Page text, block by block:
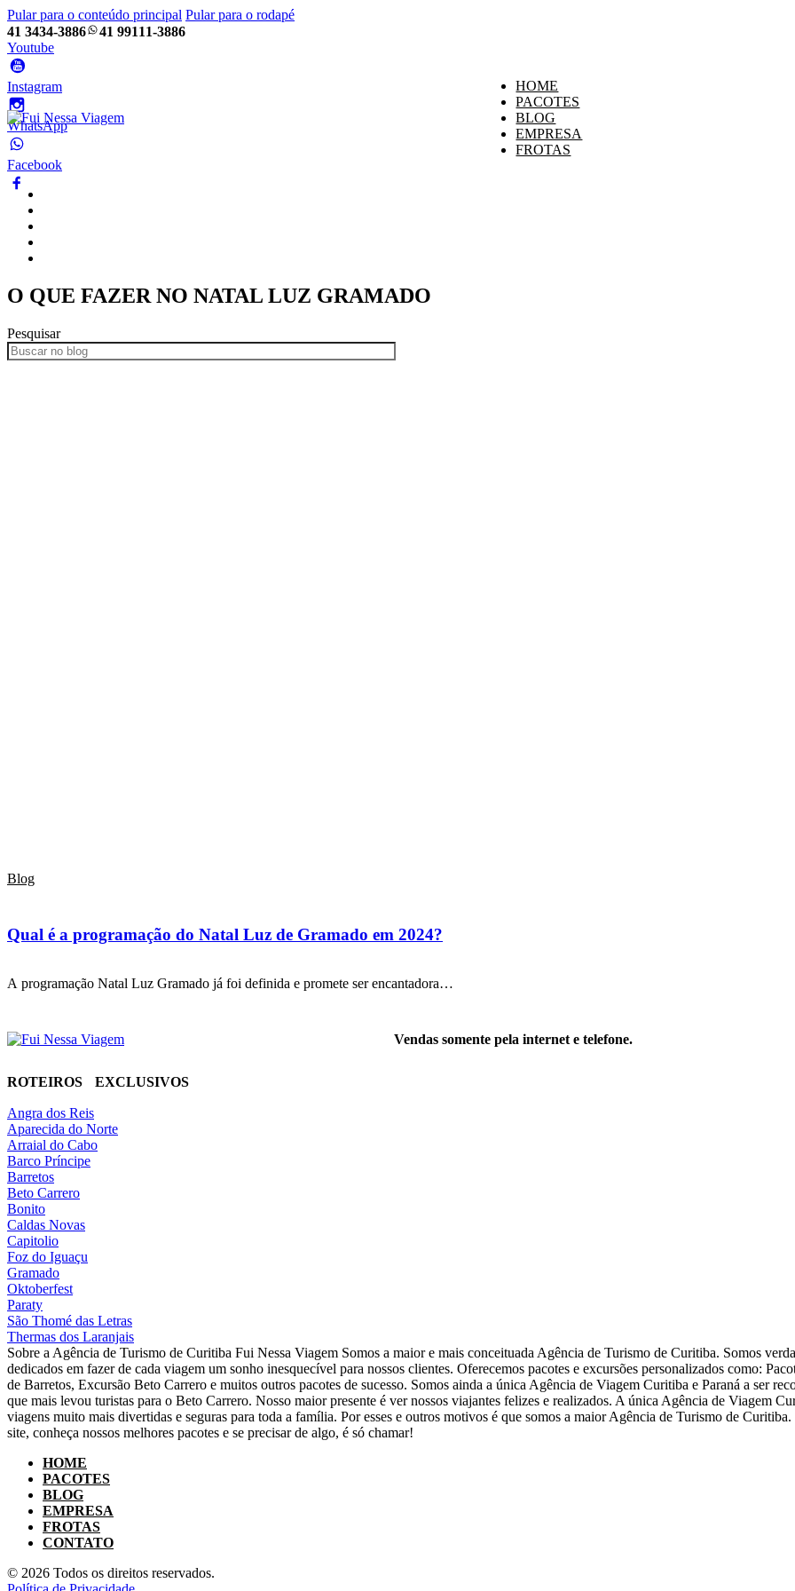
Pular para o conteúdo principal Pular para o rodapé
41 3434-3886
41 99111-3886
Youtube
Instagram
WhatsApp
Facebook
HOME
PACOTES
BLOG
EMPRESA
FROTAS
O QUE FAZER NO NATAL LUZ GRAMADO
Pesquisar
Blog
Qual é a programação do Natal Luz de Gramado em 2024?
A programação Natal Luz Gramado já foi definida e promete ser encantadora…
Vendas somente pela internet e telefone.
ROTEIROS EXCLUSIVOS
Angra dos Reis
Aparecida do Norte
Arraial do Cabo
Barco Príncipe
Barretos
Beto Carrero
Bonito
Caldas Novas
Capitolio
Foz do Iguaçu
Gramado
Oktoberfest
Paraty
São Thomé das Letras
Thermas dos Laranjais
Sobre a Agência de Turismo de Curitiba Fui Nessa Viagem Somos a maior e mais conceituada Agência de Turismo de Curitiba. Somos
dedicados em fazer de cada viagem um sonho inesquecível para nossos clientes. Oferecemos pacotes e excursões personalizados como:
de Barretos, Excursão Beto Carrero e muitos outros pacotes de sucesso. Somos ainda a única Agência de Viagem Curitiba e Paraná a ser
que mais levou turistas para o Beto Carrero. Nosso maior presente é ver nossos viajantes felizes e realizados. A única Agência de Viagem
viagens muito mais divertidas e seguras para toda a família. Por esses e outros motivos é que somos a maior Agência de Turismo de
site, conheça nossos melhores pacotes e se precisar de algo, é só chamar!
HOME
PACOTES
BLOG
EMPRESA
FROTAS
CONTATO
© 2026 Todos os direitos reservados.